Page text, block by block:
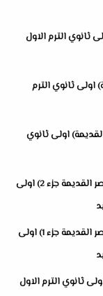
ثانوي الترم الاول
اولى ثانوي الترم
اولى ثانوي
اختبار الكترونى تاريخ (الحياة الاجتماعية في مصر القديمة جزء 2) اولى
اختبار الكترونى تاريخ (الحياة الاجتماعية في مصر القديمة جزء 1) اولى
ثانوي الترم الاول